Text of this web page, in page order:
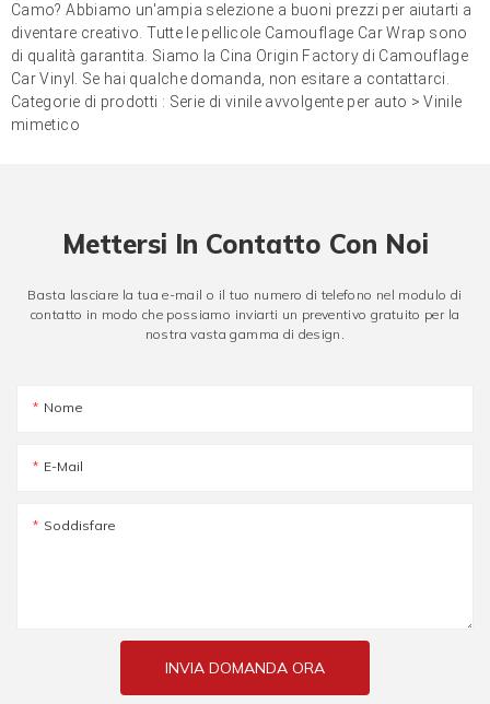
Camo? Abbiamo un'ampia selezione a buoni prezzi per aiutarti a
diventare creativo. Tutte le pellicole Camouflage Car Wrap sono
di qualità garantita. Siamo la Cina Origin Factory di Camouflage
Car Vinyl. Se hai qualche domanda, non esitare a contattarci.
Categorie di prodotti : Serie di vinile avvolgente per auto >Vinile
mimetico
Mettersi In Contatto Con Noi
Basta lasciare la tua e-mail o il tuo numero di telefono nel modulo di
contatto in modo che possiamo inviarti un preventivo gratuito per la
nostra vasta gamma di design.
Nome
E-Mail
Soddisfare
INVIA DOMANDA ORA